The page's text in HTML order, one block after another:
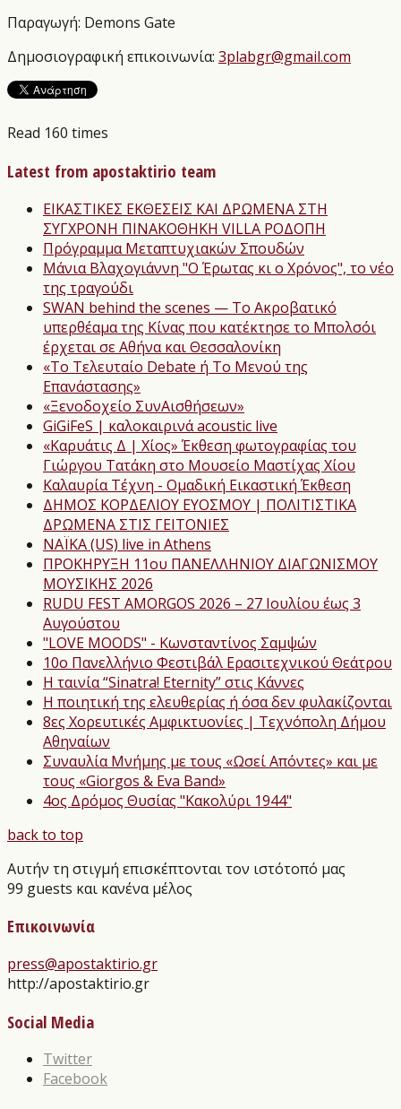
Παραγωγή: Demons Gate
Δημοσιογραφική επικοινωνία: 3plabgr@gmail.com
Read 160 times
Latest from apostaktirio team
ΕΙΚΑΣΤΙΚΕΣ ΕΚΘΕΣΕΙΣ ΚΑΙ ΔΡΩΜΕΝΑ ΣΤΗ
ΣΥΓΧΡΟΝΗ ΠΙΝΑΚΟΘΗΚΗ VILLA ΡΟΔΟΠΗ
Πρόγραμμα Μεταπτυχιακών Σπουδών
Μάνια Βλαχογιάννη "Ο Έρωτας κι ο Χρόνος", το νέο
της τραγούδι
SWAN behind the scenes — Το Ακροβατικό
υπερθέαμα της Κίνας που κατέκτησε το Μπολσόι
έρχεται σε Αθήνα και Θεσσαλονίκη
«Το Τελευταίο Debate ή Το Μενού της
Επανάστασης»
«Ξενοδοχείο ΣυνΑισθήσεων»
GiGiFeS | καλοκαιρινά acoustic live
«Καρυάτις Δ | Χίος» Έκθεση φωτογραφίας του
Γιώργου Τατάκη στο Μουσείο Μαστίχας Χίου
Καλαυρία Τέχνη - Ομαδική Εικαστική Έκθεση
ΔΗΜΟΣ ΚΟΡΔΕΛΙΟΥ ΕΥΟΣΜΟΥ | ΠΟΛΙΤΙΣΤΙΚΑ
ΔΡΩΜΕΝΑ ΣΤΙΣ ΓΕΙΤΟΝΙΕΣ
NAΪKA (US) live in Athens
ΠΡΟΚΗΡΥΞΗ 11ου ΠΑΝΕΛΛΗΝΙΟΥ ΔΙΑΓΩΝΙΣΜΟΥ
ΜΟΥΣΙΚΗΣ 2026
RUDU FEST AMORGOS 2026 – 27 Ιουλίου έως 3
Αυγούστου
"LOVE MOODS" - Κωνσταντίνος Σαμψών
10ο Πανελλήνιο Φεστιβάλ Ερασιτεχνικού Θεάτρου
Η ταινία “Sinatra! Eternity” στις Κάννες
Η ποιητική της ελευθερίας ή όσα δεν φυλακίζονται
8ες Χορευτικές Αμφικτυονίες | Τεχνόπολη Δήμου
Αθηναίων
Συναυλία Μνήμης με τους «Ωσεί Απόντες» και με
τους «Giorgos & Eva Band»
4ος Δρόμος Θυσίας "Κακολύρι 1944"
back to top
Αυτήν τη στιγμή επισκέπτονται τον ιστότοπό μας
99 guests και κανένα μέλος
Επικοινωνία
press@apostaktirio.gr
http://apostaktirio.gr
Social Media
Twitter
Facebook